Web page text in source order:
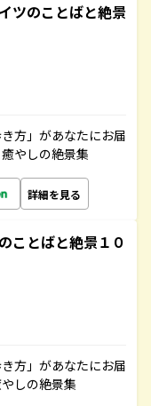
ツのことばと絶景
方」があなたにお届
やしの絶景集
詳細を見る
ことばと絶景１０
方」があなたにお届
しの絶景集